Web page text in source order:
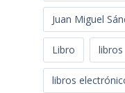
Juan Miguel
Libro libros
libros